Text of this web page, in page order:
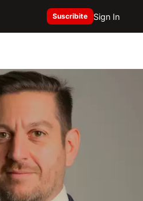
Suscribite Sign In